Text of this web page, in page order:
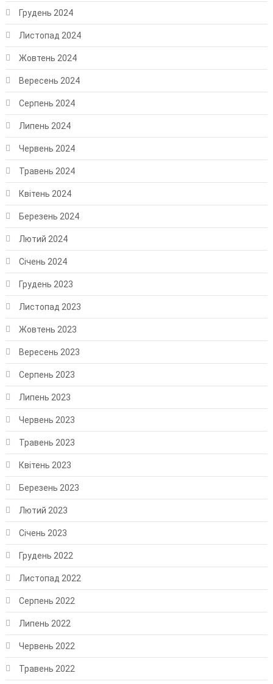
Грудень 2024
Листопад 2024
Жовтень 2024
Вересень 2024
Серпень 2024
Липень 2024
Червень 2024
Травень 2024
Квітень 2024
Березень 2024
Лютий 2024
Січень 2024
Грудень 2023
Листопад 2023
Жовтень 2023
Вересень 2023
Серпень 2023
Липень 2023
Червень 2023
Травень 2023
Квітень 2023
Березень 2023
Лютий 2023
Січень 2023
Грудень 2022
Листопад 2022
Серпень 2022
Липень 2022
Червень 2022
Травень 2022